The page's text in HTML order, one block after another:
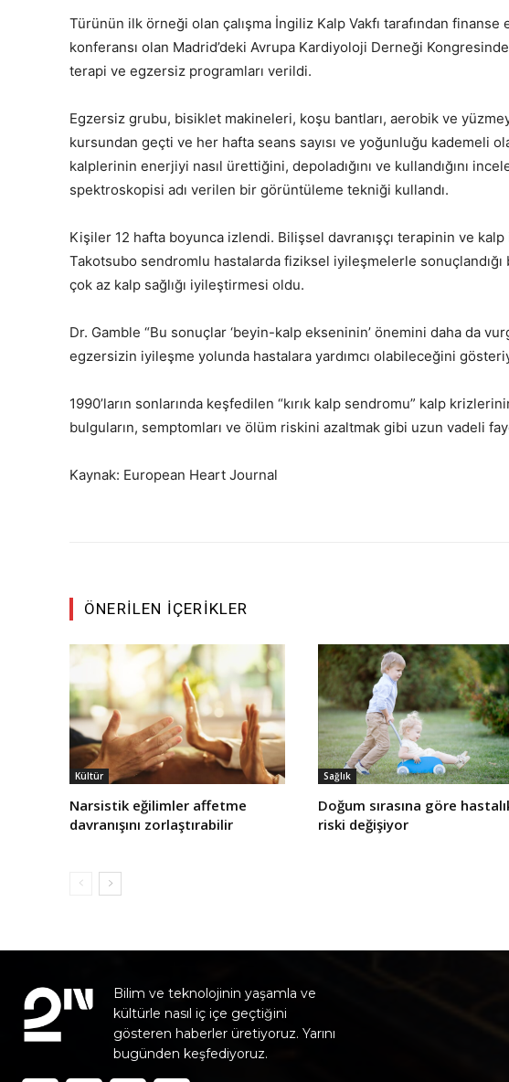
Türünün ilk örneği olan çalışma İngiliz Kalp Vakfı tarafından
konferansı olan Madrid’deki Avrupa Kardiyoloji Derneği
terapi ve egzersiz programları verildi.
Egzersiz grubu, bisiklet makineleri, koşu bantları, aerobik ve
kursundan geçti ve her hafta seans sayısı ve yoğunluğu kademeli
kalplerinin enerjiyi nasıl ürettiğini, depoladığını ve kullandığını
spektroskopisi adı verilen bir görüntüleme tekniği kullandı.
Kişiler 12 hafta boyunca izlendi. Bilişsel davranışçı terapinin ve
Takotsubo sendromlu hastalarda fiziksel iyileşmelerle sonuçlandığı
çok az kalp sağlığı iyileştirmesi oldu.
Dr. Gamble “Bu sonuçlar ‘beyin-kalp ekseninin’ önemini daha da
egzersizin iyileşme yolunda hastalara yardımcı olabileceğini
1990’ların sonlarında keşfedilen “kırık kalp sendromu” kalp
bulguların, semptomları ve ölüm riskini azaltmak gibi uzun vadeli
Kaynak: European Heart Journal
ÖNERILEN İÇERIKLER
Kültür
Narsistik eğilimler affetme
davranışını zorlaştırabilir
Sağlık
Doğum sırasına göre
riski değişiyor
Bilim ve teknolojinin yaşamla ve
kültürle nasıl iç içe geçtiğini
gösteren haberler üretiyoruz. Yarını
bugünden keşfediyoruz.